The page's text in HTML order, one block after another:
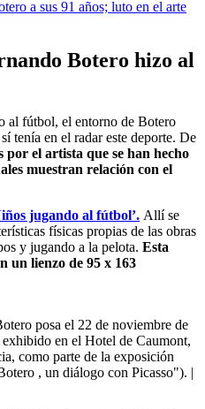
a sus 91 años; luto en el arte
Botero hizo al
al fútbol, el entorno de Botero
tenía en el radar este deporte. De
por el artista que se han hecho
muestran relación con el
jugando al fútbol’. Allí se
físicas propias de las obras
y jugando a la pelota. Esta
un lienzo de 95 x 163
posa el 22 de noviembre de
en el Hotel de Caumont,
como parte de la exposición
, un diálogo con Picasso"). |